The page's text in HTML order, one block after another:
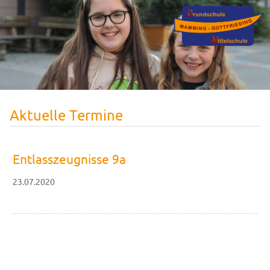
Aktuelle Termine
Entlasszeugnisse 9a
23.07.2020